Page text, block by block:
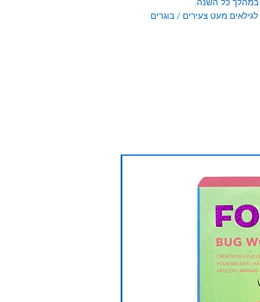
מתאימה גם לגילאים מעט צעירים / בוגרים